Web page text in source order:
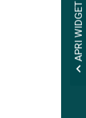
expand_less
APRI WIDGET